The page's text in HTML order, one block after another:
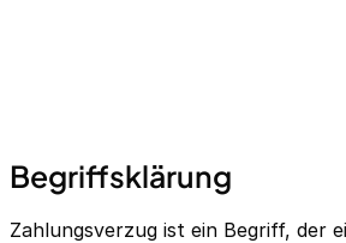
Begriffsklärung
Zahlungsverzug ist ein Begriff, der